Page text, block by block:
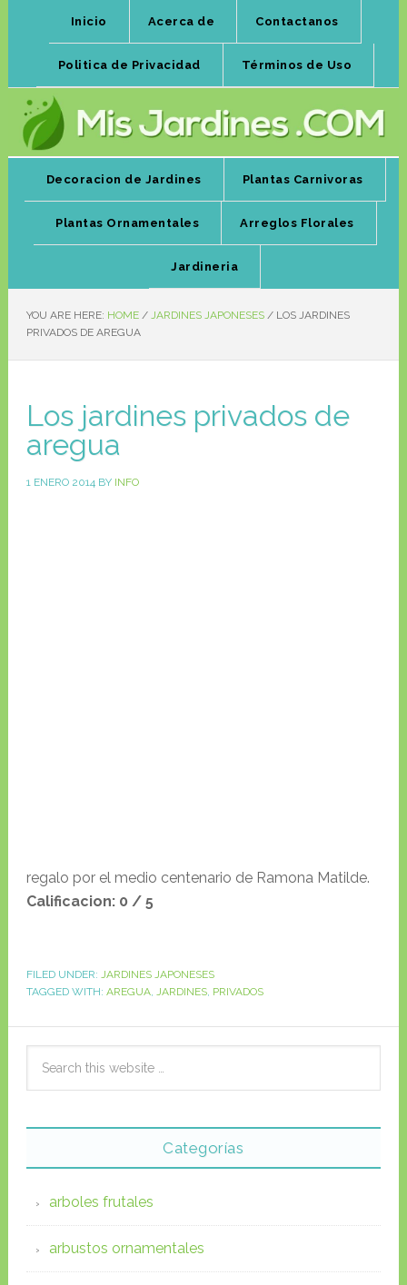
Inicio Acerca de Contactanos
Politica de Privacidad Términos de Uso
Decoracion de Jardines Plantas Carnivoras
Plantas Ornamentales Arreglos Florales
Jardineria
YOU ARE HERE: HOME / JARDINES JAPONESES /LOS JARDINES
PRIVADOS DE AREGUA
Los jardines privados de
aregua
1 ENERO 2014BY INFO
regalo por el medio centenario de Ramona Matilde.
Calificacion: 0 / 5
FILED UNDER: JARDINES JAPONESES
TAGGED WITH: AREGUA, JARDINES, PRIVADOS
Categorías
arboles frutales
arbustos ornamentales